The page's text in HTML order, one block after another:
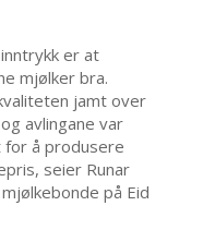
er at
mjølker bra.
jamt over
avlingane var
for å produsere
seier Runar
på Eid